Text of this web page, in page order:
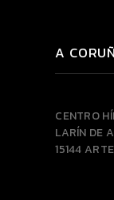
A
CENTRO
LARÍN DE
15144